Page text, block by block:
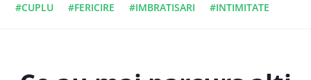
#CUPLU #FERICIRE #IMBRATISARI #INTIMITATE